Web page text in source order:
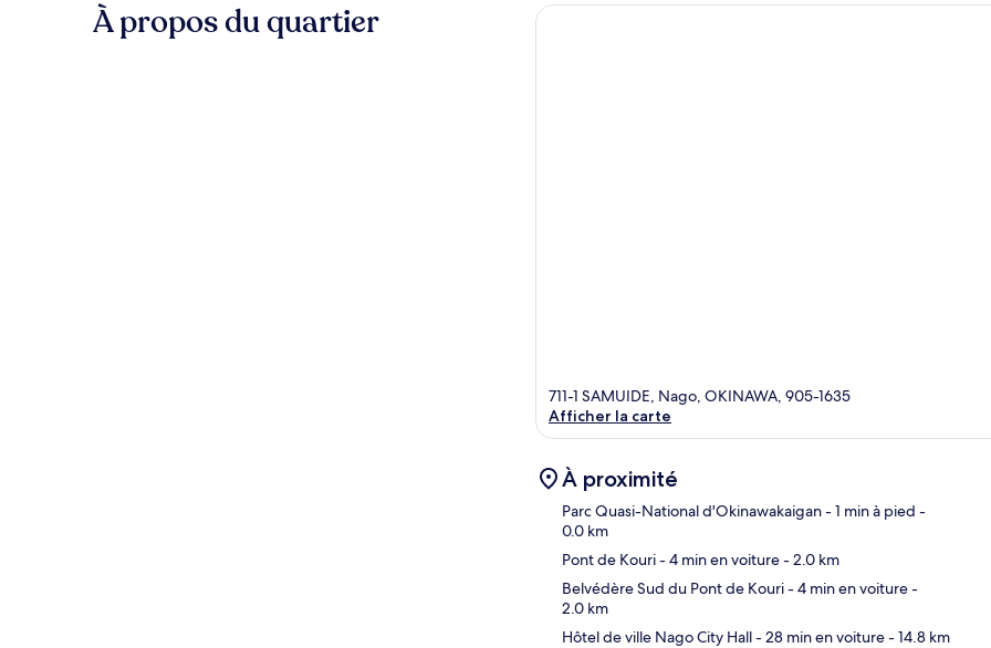
À propos du quartier
711-1 SAMUIDE, Nago, OKINAWA, 905-1635
Afficher la carte
À proximité
Parc Quasi-National d'Okinawakaigan- 1 min à pied -
0.0 km
Pont de Kouri- 4 min en voiture- 2.0 km
Belvédère Sud du Pont de Kouri- 4 min en voiture-
2.0 km
Hôtel de ville Nago City Hall- 28 min en voiture- 14.8 km